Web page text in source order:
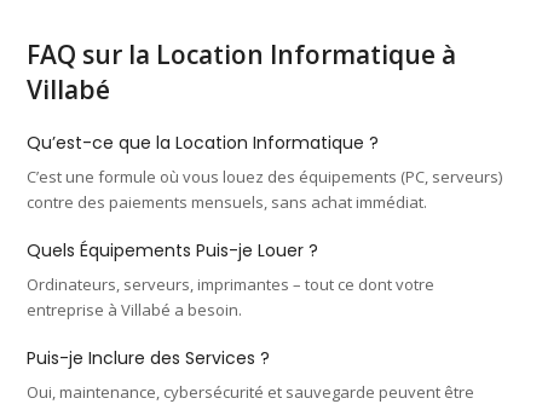
FAQ sur la Location Informatique à
Villabé
Qu’est-ce que la Location Informatique ?
C’est une formule où vous louez des équipements (PC, serveurs)
contre des paiements mensuels, sans achat immédiat.
Quels Équipements Puis-je Louer ?
Ordinateurs, serveurs, imprimantes – tout ce dont votre
entreprise à Villabé a besoin.
Puis-je Inclure des Services ?
Oui, maintenance, cybersécurité et sauvegarde peuvent être